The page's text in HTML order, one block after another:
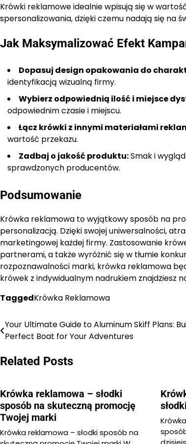
Krówki reklamowe idealnie wpisują się w
spersonalizowania, dzięki czemu nadają się na
Jak Maksymalizować Efekt
Dopasuj design opakowania do
identyfikacją wizualną firmy.
Wybierz odpowiednią ilość i miejsce
odpowiednim czasie i miejscu.
Łącz krówki z innymi materiałami
wartość przekazu.
Zadbaj o jakość produktu:Smak i
sprawdzonych producentów.
Podsumowanie
Krówka reklamowa to wyjątkowy sposób na
personalizacją. Dzięki swojej uniwersalności,
marketingowej każdej firmy. Zastosowanie
partnerami, a także wyróżnić się w tłumie
rozpoznawalności marki, krówka reklamowa
krówek z indywidualnym nadrukiem znajdziesz
TaggedKrówka Reklamowa
Nawigacja
Your Ultimate Guide to Aluminum Skiff Plans:
Perfect Boat for Your Adventures
Related Posts
Krówka reklamowa – słodki
sposób na skuteczną promocję
Twojej marki
Krówka reklamowa – słodki sposób na